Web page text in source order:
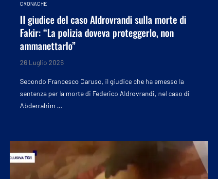
CRONACHE
Il giudice del caso Aldrovrandi sulla morte di
Fakir: “La polizia doveva proteggerlo, non
ammanettarlo”
26 Luglio 2026
Secondo Francesco Caruso, il giudice che ha emesso la
sentenza per la morte di Federico Aldrovrandi, nel caso di
Abderrahim …